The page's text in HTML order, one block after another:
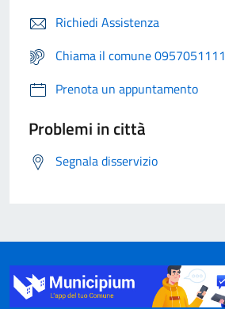
Richiedi Assistenza
Chiama il comune 0957051111
Prenota un appuntamento
Problemi in città
Segnala disservizio